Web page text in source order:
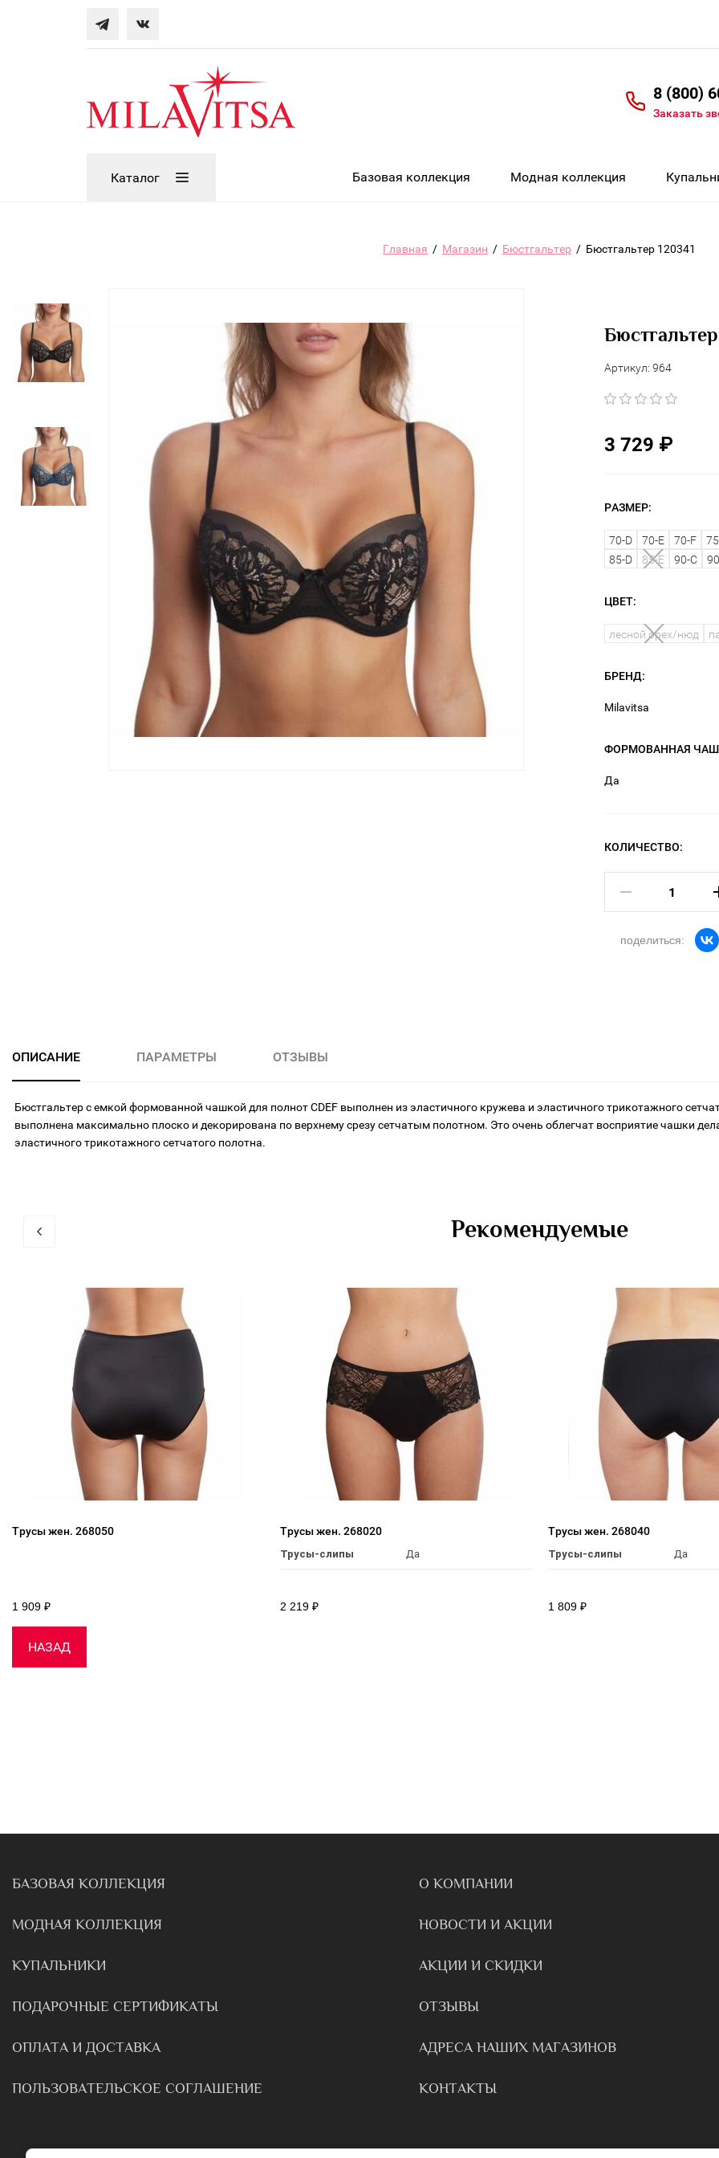
8 (800)
Заказать
Каталог Базовая коллекция Модная коллекция
Главная / Магазин / Бюстгальтер / Бюстгальтер 120341
Артикул: 964
3 729 ₽
РАЗМЕР:
70-D 70-E 70-F
85-D
85-E 90-C
ЦВЕТ:
лесной орех/нюд
БРЕНД:
Milavitsa
ФОРМОВАННАЯ
Да
КОЛИЧЕСТВО:
поделиться:
ОПИСАНИЕ ПАРАМЕТРЫ ОТЗЫВЫ
Бюстгальтер с емкой формованной чашкой для полнот CDEF выполнен из эластичного кружева и эластичного трикотажного
выполнена максимально плоско и декорирована по верхнему срезу сетчатым полотном. Это очень облегчат восприятие чашки
эластичного трикотажного сетчатого полотна.
Рекомендуемые
Трусы жен. 268050
1 909 ₽
Трусы жен. 268020
Трусы-слипы Да
2 219 ₽
Трусы жен. 268040
Трусы-слипы Да
1 809 ₽
НАЗАД
БАЗОВАЯ КОЛЛЕКЦИЯ
МОДНАЯ КОЛЛЕКЦИЯ
КУПАЛЬНИКИ
ПОДАРОЧНЫЕ СЕРТИФИКАТЫ
ОПЛАТА И ДОСТАВКА
ПОЛЬЗОВАТЕЛЬСКОЕ СОГЛАШЕНИЕ
О КОМПАНИИ
НОВОСТИ И АКЦИИ
АКЦИИ И СКИДКИ
ОТЗЫВЫ
АДРЕСА НАШИХ МАГАЗИНОВ
КОНТАКТЫ